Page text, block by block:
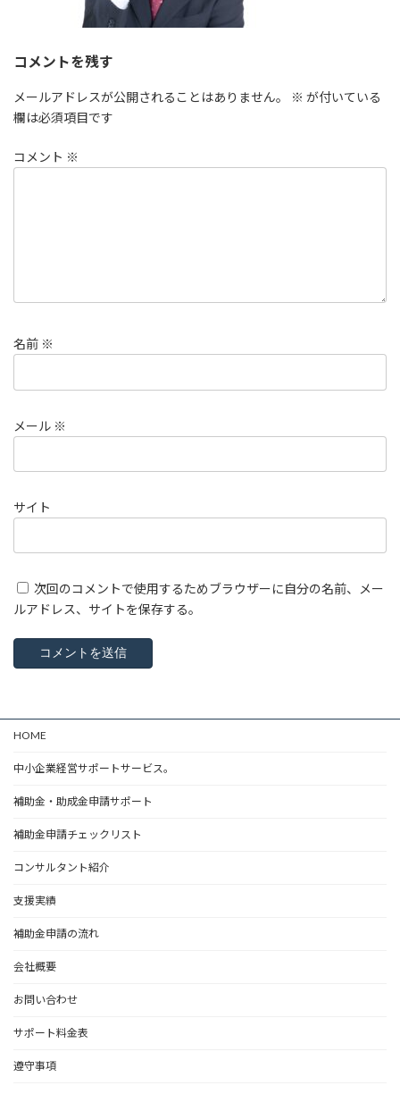
コメントを残す
メールアドレスが公開されることはありません。 ※ が付いている
欄は必須項目です
コメント ※
名前 ※
メール ※
サイト
次回のコメントで使用するためブラウザーに自分の名前、メー
ルアドレス、サイトを保存する。
HOME
中小企業経営サポートサービス。
補助金・助成金申請サポート
補助金申請チェックリスト
コンサルタント紹介
支援実績
補助金申請の流れ
会社概要
お問い合わせ
サポート料金表
遵守事項